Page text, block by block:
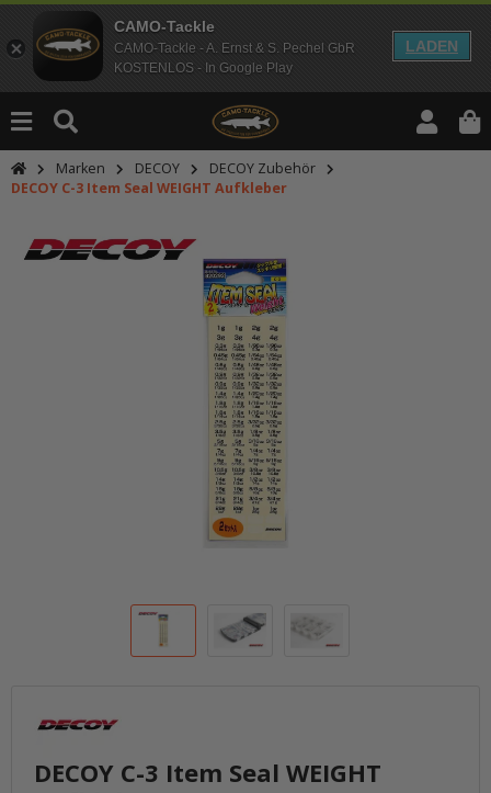
CAMO-Tackle
CAMO-Tackle - A. Ernst & S. Pechel GbR
KOSTENLOS - In Google Play
LADEN
Marken DECOY
DECOY Zubehör
DECOY C-3 Item Seal WEIGHT Aufkleber
DECOY C-3 Item Seal WEIGHT